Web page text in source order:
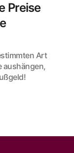
Preise
Art
aushängen,